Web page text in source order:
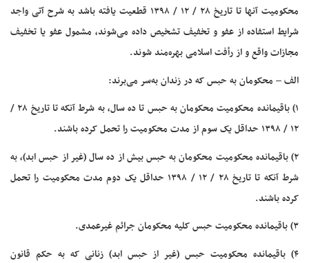
محکومیت آنها تا تاریخ ۲۸ / ۱۲ / ۱۳۹۸ قطعیت یافته باشد به شرح آتی واجد
شرایط استفاده از عفو و تخفیف تشخیص داده می‌شوند، مشمول عفو یا تخفیف
مجازات واقع و از رأفت اسلامی بهره‌مند شوند.
الف – محکومان به حبس که در زندان به‌سر می‌برند:
۱) باقیمانده محکومیت محکومان به حبس تا ده سال، به شرط آنکه تا تاریخ ۲۸ /
۱۲ / ۱۳۹۸ حداقل یک سوم از مدت محکومیت را تحمل کرده باشند.
۲) باقیمانده محکومیت محکومان به حبس بیش از ده سال (غیر از حبس ابد)، به
شرط آنکه تا تاریخ ۲۸ / ۱۲ / ۱۳۹۸ حداقل یک دوم مدت محکومیت را تحمل
کرده باشند.
۳) باقیمانده محکومیت حبس کلیه محکومان جرائم غیرعمدی.
۴) باقیمانده محکومیت حبس (غیر از حبس ابد) زنانی که به حکم قانون